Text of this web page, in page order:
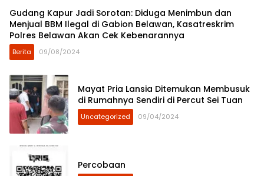
Gudang Kapur Jadi Sorotan: Diduga Menimbun dan
Menjual BBM Ilegal di Gabion Belawan, Kasatreskrim
Polres Belawan Akan Cek Kebenarannya
Berita 09/08/2024
Mayat Pria Lansia Ditemukan Membusuk
di Rumahnya Sendiri di Percut Sei Tuan
Uncategorized 09/04/2024
Percobaan